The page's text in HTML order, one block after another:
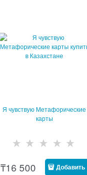
Я чувствую Метафорические
карты
₸16 500 Добавить